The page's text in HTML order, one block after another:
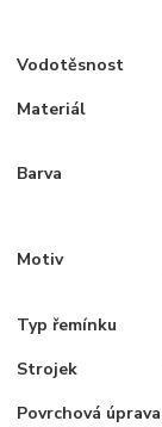
Vodotěsnost
Materiál
Barva
Motiv
Typ řemínku
Strojek
Povrchová úprava